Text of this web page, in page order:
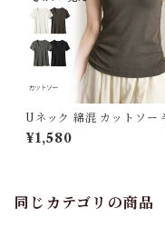
Uネック 綿混 カットソー
Tシャツ レディース トップ
リブ デイリー インナー 肌
ホワイト J-25465 スイモ
【水沐良品】
¥1,580
同じカテゴリの商品